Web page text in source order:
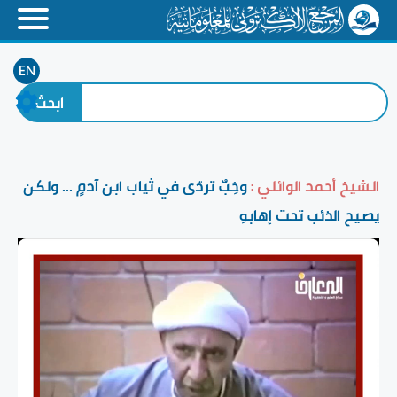
EN
الشيخ أحمد الوائلي :وخِبٌ تردّى في ثياب ابن آدمٍ ... ولكن
يصيح الذئب تحت إهابهِ